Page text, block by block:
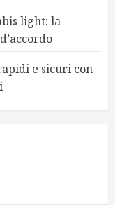
light: la
e sicuri con